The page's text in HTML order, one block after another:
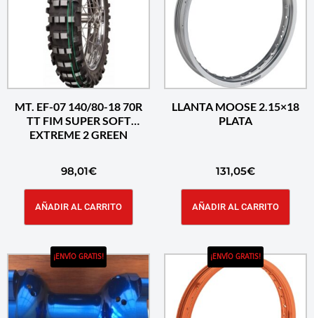
MT. EF-07 140/80-18 70R
TT FIM SUPER SOFT
EXTREME 2 GREEN
98,01€
AÑADIR AL CARRITO
LLANTA MOOSE 2.15×18
PLATA
131,05€
AÑADIR AL CARRITO
¡ENVÍO GRATIS! ¡ENVÍO GRATIS!